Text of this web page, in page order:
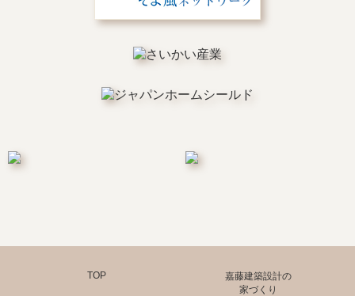
TOP
嘉藤建築設計の
家づくり